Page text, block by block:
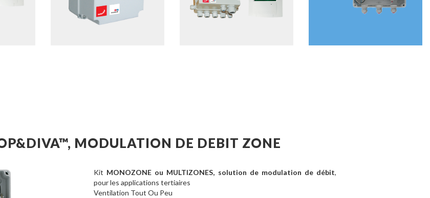
MODULATION DE DEBIT ZONE
Kit MONOZONE ou MULTIZONES, solution de modulation de débit,
pour les applications tertiaires
Ventilation Tout Ou Peu